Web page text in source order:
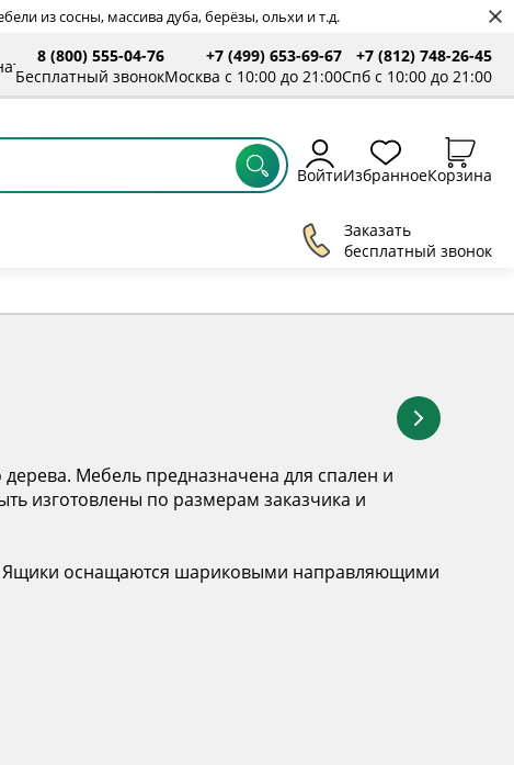
из сосны, массива дуба, берёзы, ольхи и т.д.
8 (800) 555-04-76
Бесплатный звонок
+7 (499) 653-69-67
Москва с 10:00 до 21:00
+7 (812) 748-26-45
Спб с 10:00 до 21:00
ВойтиИзбранноеКорзина
Заказать
бесплатный звонок
Мебель предназначена для спален и
изготовлены по размерам заказчика и
Ящики оснащаются шариковыми направляющими